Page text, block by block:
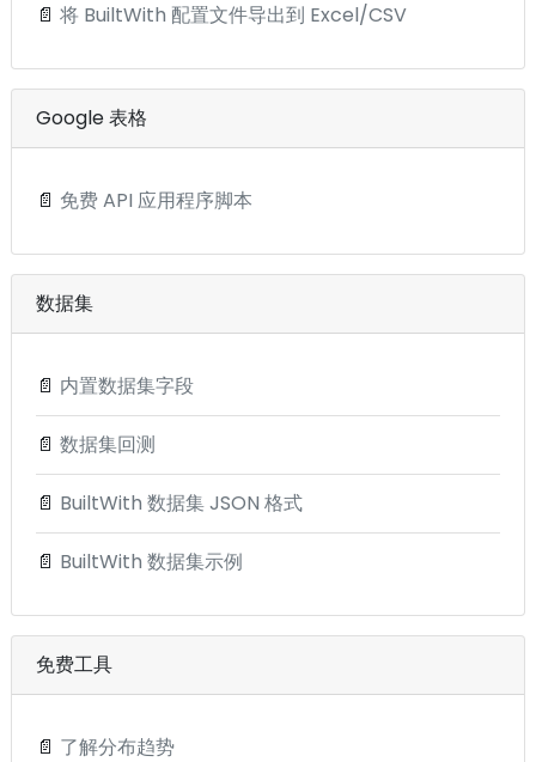
📄 将 BuiltWith 配置文件导出到 Excel/CSV
Google 表格
📄 免费 API 应用程序脚本
数据集
📄 内置数据集字段
📄 数据集回测
📄 BuiltWith 数据集 JSON 格式
📄 BuiltWith 数据集示例
免费工具
📄 了解分布趋势